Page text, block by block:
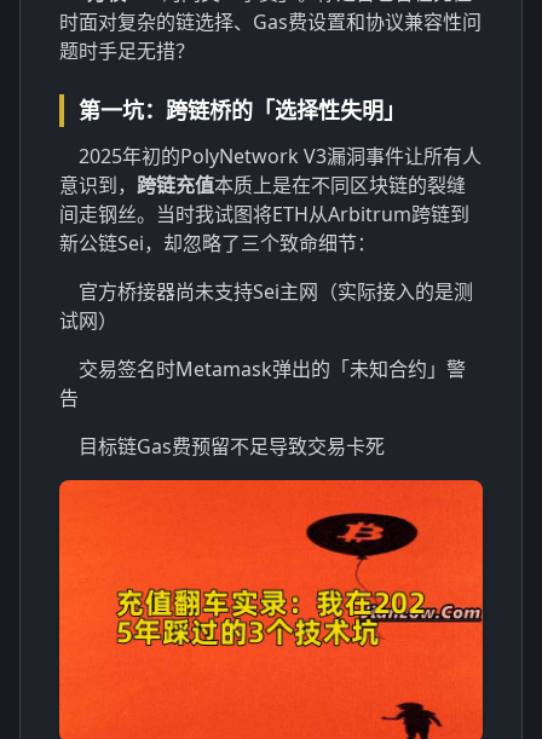
时面对复杂的链选择、Gas费设置和协议兼容性问
题时手足无措？
第一坑：跨链桥的「选择性失明」
2025年初的PolyNetwork V3漏洞事件让所有人
意识到， 跨链充值本质上是在不同区块链的裂缝
间走钢丝。当时我试图将ETH从Arbitrum跨链到
新公链Sei，却忽略了三个致命细节：
官方桥接器尚未支持Sei主网（实际接入的是测
试网）
交易签名时Metamask弹出的「未知合约」警
告
目标链Gas费预留不足导致交易卡死